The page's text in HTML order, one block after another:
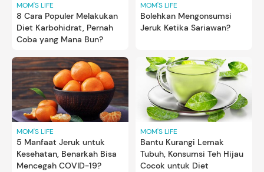
MOM'S LIFE
8 Cara Populer Melakukan
Diet Karbohidrat, Pernah
Coba yang Mana Bun?
MOM'S LIFE
Bolehkan Mengonsumsi
Jeruk Ketika Sariawan?
MOM'S LIFE
5 Manfaat Jeruk untuk
Kesehatan, Benarkah Bisa
Mencegah COVID-19?
MOM'S LIFE
Bantu Kurangi Lemak
Tubuh, Konsumsi Teh Hijau
Cocok untuk Diet